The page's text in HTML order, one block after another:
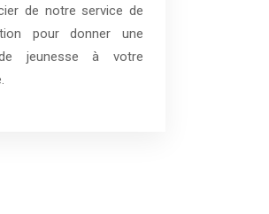
de notre service de
pour donner une
jeunesse à votre